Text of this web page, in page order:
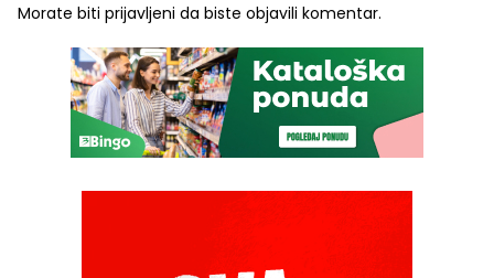
Morate biti prijavljeni da biste objavili komentar.